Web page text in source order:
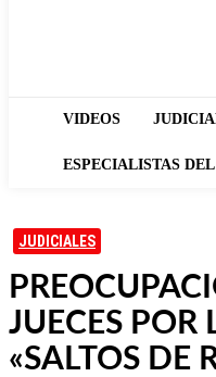
VIDEOS
ESPECIALISTAS
JUDICIALES
JUECES POR
«SALTOS DE